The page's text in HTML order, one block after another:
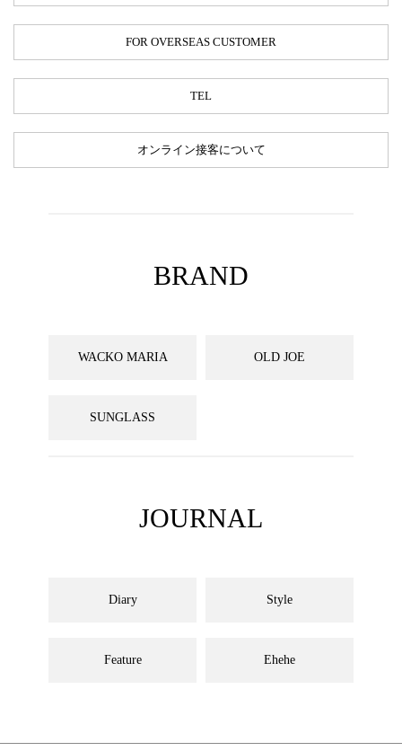
FOR OVERSEAS CUSTOMER
TEL
オンライン接客について
BRAND
WACKO MARIA OLD JOE
SUNGLASS
JOURNAL
Diary Style
Feature Ehehe